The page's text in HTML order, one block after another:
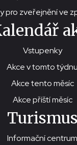
pro zveřejnění ve
Vstupenky
Akce v tomto týdnu
Akce tento měsíc
Akce příští měsíc
Turismus
Informační centrum